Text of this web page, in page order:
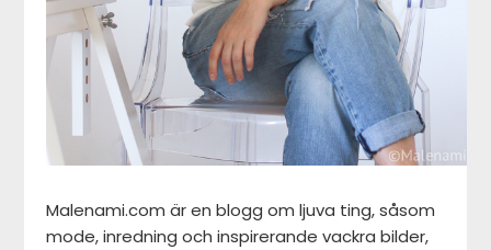
Malenami.com är en blogg om ljuva ting, såsom
mode, inredning och inspirerande vackra bilder,